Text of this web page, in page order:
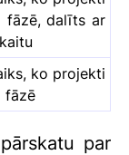
fāzē, dalīts ar
ko projekti
fāzē
par